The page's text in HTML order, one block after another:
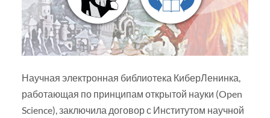
Научная электронная библиотека КиберЛенинка,
работающая по принципам открытой науки (Open
Science), заключила договор с Институтом научной